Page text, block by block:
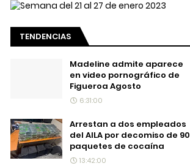
TENDENCIAS
Madeline admite aparece
en video pornográfico de
Figueroa Agosto
6:31:00
Arrestan a dos empleados
del AILA por decomiso de 90
paquetes de cocaína
13:42:00